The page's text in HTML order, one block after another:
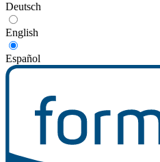
Deutsch
English
Español